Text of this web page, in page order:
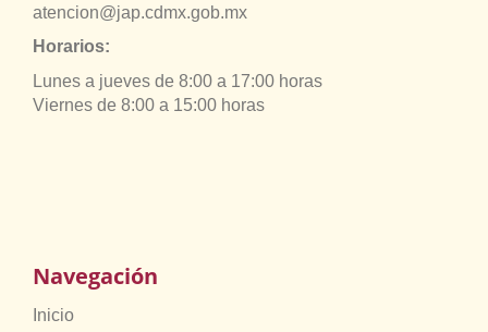
atencion@jap.cdmx.gob.mx
Horarios:
Lunes a jueves de 8:00 a 17:00 horas
Viernes de 8:00 a 15:00 horas
Navegación
Inicio